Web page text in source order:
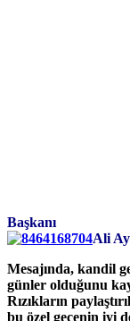
Başkanı
Ali
Mesajında, kandil
günler olduğunu
Rızıkların
bu özel gecenin iyi